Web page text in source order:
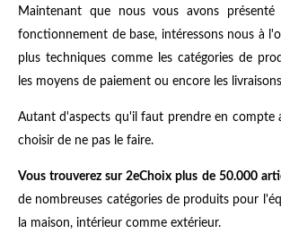
Maintenant que nous vous avons
fonctionnement de base, intéressons nous à
plus techniques comme les catégories de
les moyens de paiement ou encore les
Autant d'aspects qu'il faut prendre en compte
choisir de ne pas le faire.
Vous trouverez sur 2eChoix plus de 50.000
de nombreuses catégories de produits pour
la maison, intérieur comme extérieur.